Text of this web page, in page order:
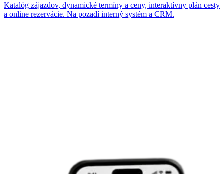
Katalóg zájazdov, dynamické termíny a ceny, interaktívny plán cesty
a online rezervácie. Na pozadí interný systém a CRM.